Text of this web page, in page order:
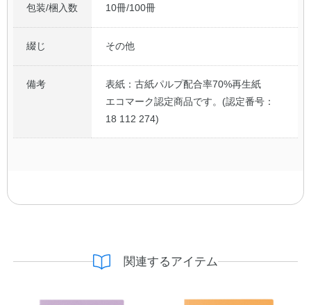
包装/梱入数 10冊/100冊
綴じ その他
備考
表紙：古紙パルプ配合率70%再生紙
エコマーク認定商品です。(認定番号：
18 112 274)
関連するアイテム